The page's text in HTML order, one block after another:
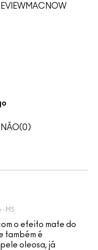
0
MS
o efeito mate do
também é
oleosa, já